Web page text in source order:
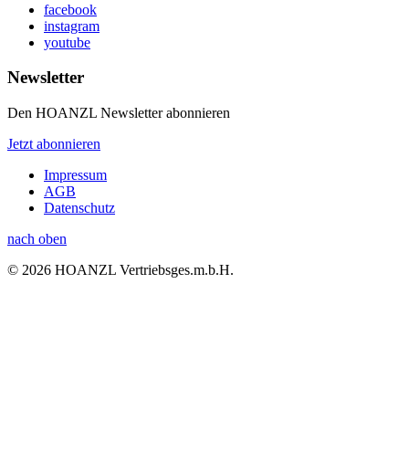
facebook
instagram
youtube
Newsletter
Den HOANZL Newsletter abonnieren
Jetzt abonnieren
Impressum
AGB
Datenschutz
nach oben
© 2026 HOANZL Vertriebsges.m.b.H.